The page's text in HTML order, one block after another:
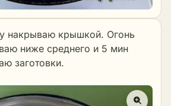
накрываю крышкой. Огонь
ниже среднего и 5 мин
заготовки.